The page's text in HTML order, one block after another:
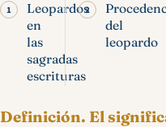
Leopardos
en
las
sagradas
escrituras
del
leopardo
Definición. El